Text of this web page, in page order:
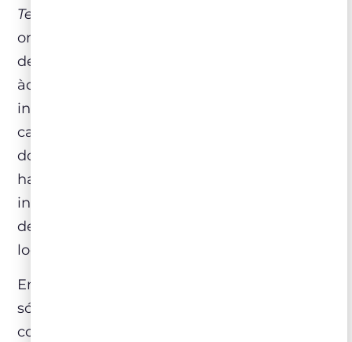
Terroir
onde o vinhedo é plantado, mas ao conjunto
de outros fatores geográficos intrínsecos
àquele lugar tais como a altitude e
inclinação do terreno, a quantidade de sol,
calor e chuva que a videira recebe ao longo
do ano e até os animais microscópicos que
habitam este ecossistema. Tudo isso
influencia a forma como a uva se
desenvolve e, portanto, os vinhos refletem o
local onde crescem.
Em contrapartida, os povos do Novo Mundo
só começaram a ter contato com o vinho
com a chegada dos colonizadores europeus,